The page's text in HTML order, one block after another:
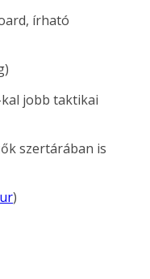
írható
jobb taktikai
szertárában is
)